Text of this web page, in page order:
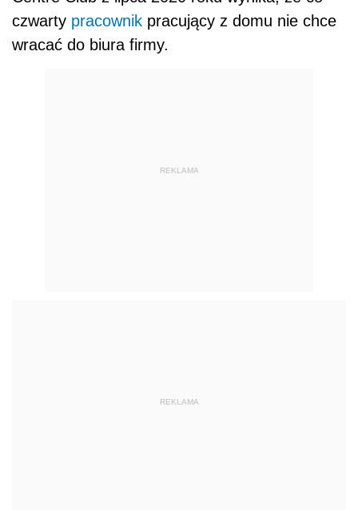
czwarty pracownik pracujący z domu nie chce
wracać do biura firmy.
REKLAMA
REKLAMA